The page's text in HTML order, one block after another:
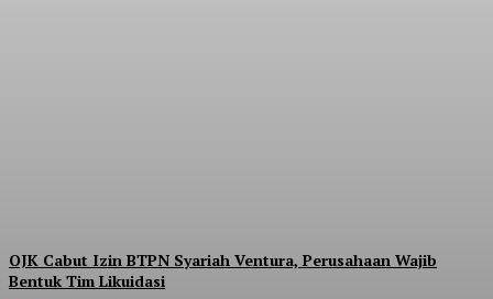
OJK Cabut Izin BTPN Syariah Ventura, Perusahaan Wajib
Bentuk Tim Likuidasi